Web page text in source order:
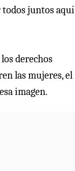
juntos aquí
derechos
las mujeres, el
imagen.